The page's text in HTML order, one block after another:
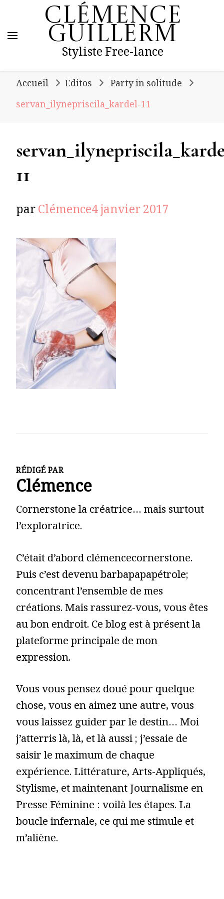
Clémence
Guillerm
Styliste Free-lance
Accueil Editos
Party in solitude
servan_ilynepriscila_kardel-11
11
parClémence4 janvier 2017
RÉDIGÉ PAR
Clémence
Cornerstone la créatrice… mais surtout
l’exploratrice.
C’était d’abord clémencecornerstone.
Puis c’est devenu barbapapapétrole;
concentrant l’ensemble de mes
créations. Mais rassurez-vous, vous êtes
au bon endroit. Ce blog est à présent la
plateforme principale de mon
expression.
Vous vous pensez doué pour quelque
chose, vous en aimez une autre, vous
vous laissez guider par le destin… Moi
j’atterris là, là, et là aussi ; j’essaie de
saisir le maximum de chaque
expérience. Littérature, Arts-Appliqués,
Stylisme, et maintenant Journalisme en
Presse Féminine : voilà les étapes. La
boucle infernale, ce qui me stimule et
m’aliène.